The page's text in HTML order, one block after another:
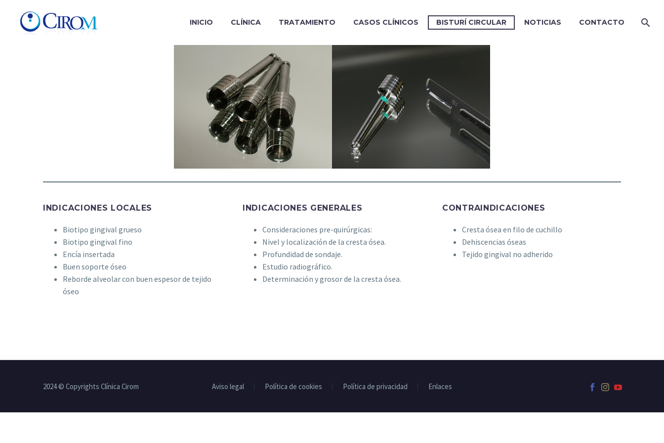
INICIO CLÍNICA TRATAMIENTO CASOS CLÍNICOS BISTURÍ CIRCULAR NOTICIAS CONTACTO
INDICACIONES LOCALES
Biotipo gingival grueso
Biotipo gingival fino
Encía insertada
Buen soporte óseo
Reborde alveolar con buen espesor de tejido
óseo
INDICACIONES GENERALES
Consideraciones pre-quirúrgicas:
Nivel y localización de la cresta ósea.
Profundidad de sondaje.
Estudio radiográfico.
Determinación y grosor de la cresta ósea.
CONTRAINDICACIONES
Cresta ósea en filo de cuchillo
Dehiscencias óseas
Tejido gingival no adherido
Aviso legal Política de cookies Política de privacidad Enlaces
2024 © Copyrights Clínica Cirom